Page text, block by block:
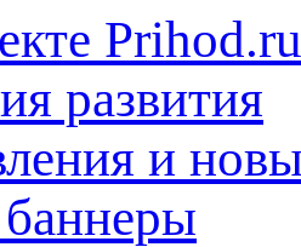
Prihod.ru
развития
и